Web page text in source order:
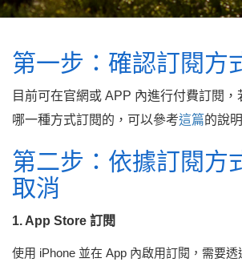
第一步：確認訂閱方
目前可在官網或 APP 內進行付費訂閱，
哪一種方式訂閱的，可以參考這篇的說
第二步：依據訂閱方
取消
1. App Store 訂閱
使用 iPhone 並在 App 內啟用訂閱，需要透